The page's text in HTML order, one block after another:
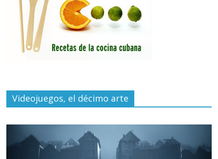
Videojuegos, el décimo arte